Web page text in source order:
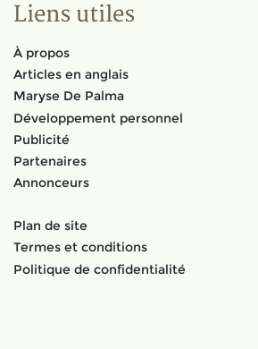
Liens utiles
À propos
Articles en anglais
Maryse De Palma
Développement personnel
Publicité
Partenaires
Annonceurs
Plan de site
Termes et conditions
Politique de confidentialité